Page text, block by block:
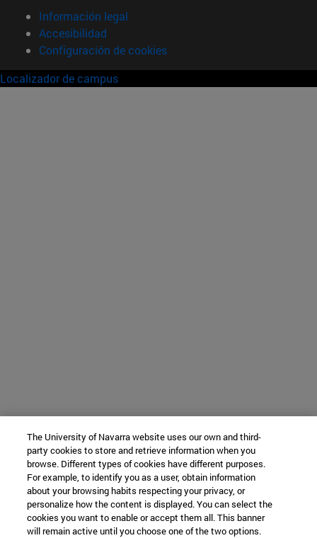
Información legal
Accesibilidad
Configuración de cookies
Localizador de campus
The University of Navarra website uses our own and third-
party cookies to store and retrieve information when you
browse. Different types of cookies have different purposes.
For example, to identify you as a user, obtain information
about your browsing habits respecting your privacy, or
personalize how the content is displayed. You can select the
cookies you want to enable or accept them all. This banner
will remain active until you choose one of the two options.